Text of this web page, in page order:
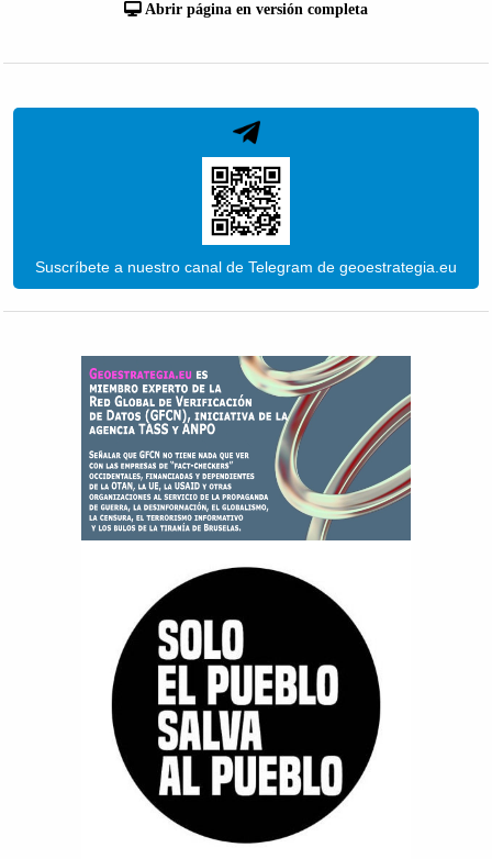
Abrir página en versión completa
Suscríbete a nuestro canal de Telegram de geoestrategia.eu